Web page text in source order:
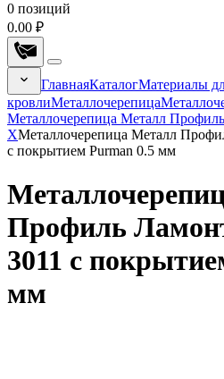
0 позиций
0.00 ₽
ГлавнаяКаталогМатериалы
кровлиМеталлочерепица
Металлочерепица Металл
ХМеталлочерепица Металл
с покрытием Purman 0.5 мм
Профиль
3011 с
мм